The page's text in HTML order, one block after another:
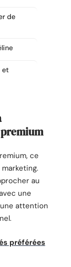
de
et
ce
marketing.
au
une
attention
préférées